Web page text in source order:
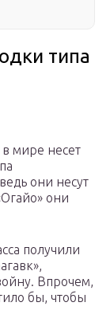
типа
мире несет
они несут
они
получили
Впрочем,
бы, чтобы